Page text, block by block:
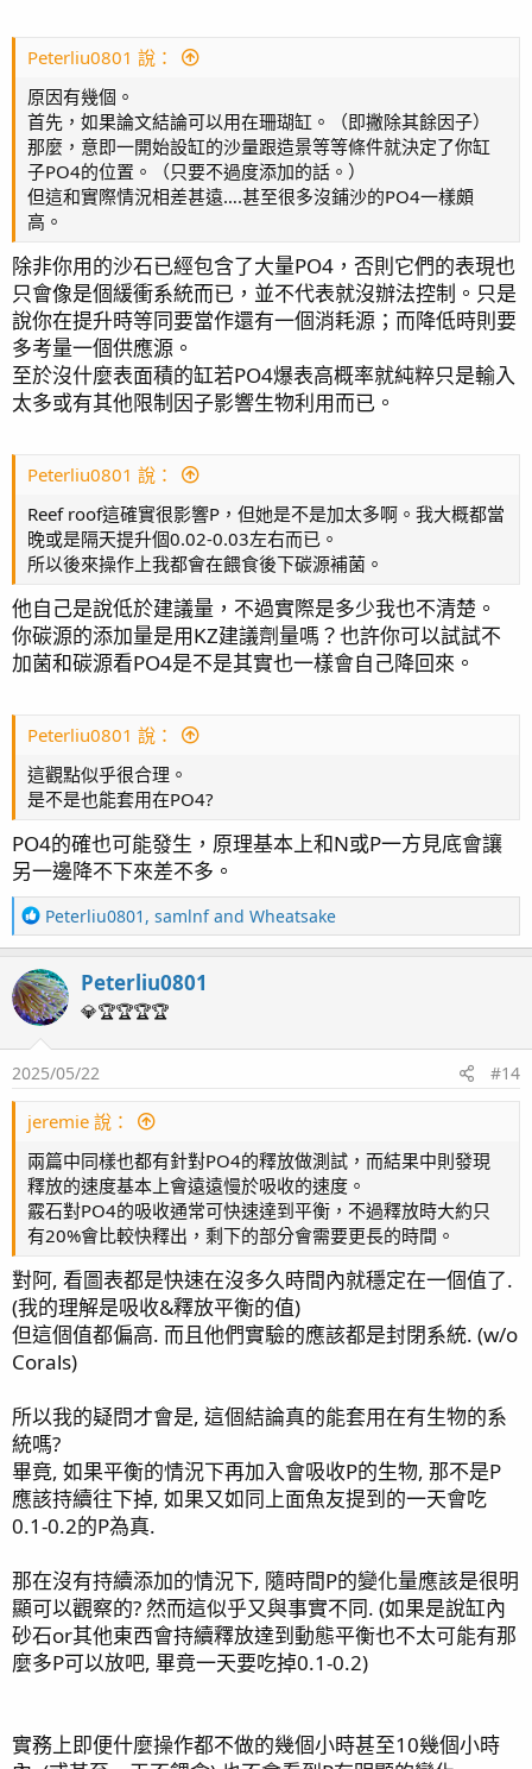
Peterliu0801 說：
原因有幾個。
首先，如果論文結論可以用在珊瑚缸。（即撇除其餘因子）
那麼，意即一開始設缸的沙量跟造景等等條件就決定了你缸
子PO4的位置。（只要不過度添加的話。）
但這和實際情況相差甚遠….甚至很多沒鋪沙的PO4一樣頗
高。
除非你用的沙石已經包含了大量PO4，否則它們的表現也
只會像是個緩衝系統而已，並不代表就沒辦法控制。只是
說你在提升時等同要當作還有一個消耗源；而降低時則要
多考量一個供應源。
至於沒什麼表面積的缸若PO4爆表高概率就純粹只是輸入
太多或有其他限制因子影響生物利用而已。
Peterliu0801 說：
Reef roof這確實很影響P，但她是不是加太多啊。我大概都當
晚或是隔天提升個0.02-0.03左右而已。
所以後來操作上我都會在餵食後下碳源補菌。
他自己是說低於建議量，不過實際是多少我也不清楚。
你碳源的添加量是用KZ建議劑量嗎？也許你可以試試不
加菌和碳源看PO4是不是其實也一樣會自己降回來。
Peterliu0801 說：
這觀點似乎很合理。
是不是也能套用在PO4?
PO4的確也可能發生，原理基本上和N或P一方見底會讓
另一邊降不下來差不多。
R
e
c
t
i
o
n
：
Peterliu0801 , samlnfand Wheatsake
Peterliu0801
💎🏆🏆🏆🏆
2025/05/22 #14
jeremie 說：
兩篇中同樣也都有針對PO4的釋放做測試，而結果中則發現
釋放的速度基本上會遠遠慢於吸收的速度。
霰石對PO4的吸收通常可快速達到平衡，不過釋放時大約只
有20%會比較快釋出，剩下的部分會需要更長的時間。
對阿, 看圖表都是快速在沒多久時間內就穩定在一個值了.
(我的理解是吸收&釋放平衡的值)
但這個值都偏高. 而且他們實驗的應該都是封閉系統. (w/o
Corals)
所以我的疑問才會是, 這個結論真的能套用在有生物的系
統嗎?
畢竟, 如果平衡的情況下再加入會吸收P的生物, 那不是P
應該持續往下掉, 如果又如同上面魚友提到的一天會吃
0.1-0.2的P為真.
那在沒有持續添加的情況下, 隨時間P的變化量應該是很明
顯可以觀察的? 然而這似乎又與事實不同. (如果是說缸內
砂石or其他東西會持續釋放達到動態平衡也不太可能有那
麼多P可以放吧, 畢竟一天要吃掉0.1-0.2)
實務上即便什麼操作都不做的幾個小時甚至10幾個小時